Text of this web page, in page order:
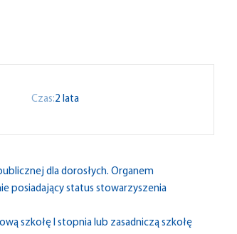
Czas:2 lata
dla dorosłych. Organem
posiadający status stowarzyszenia
szkołę I stopnia lub zasadniczą szkołę